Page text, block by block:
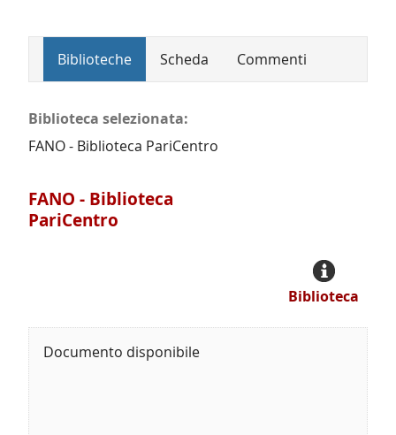
Biblioteche Scheda Commenti
Biblioteca selezionata:
FANO - Biblioteca PariCentro
FANO - Biblioteca
PariCentro
Biblioteca
Documento disponibile